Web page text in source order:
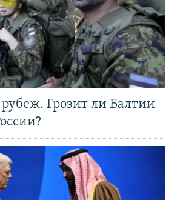
Грозит ли Балтии